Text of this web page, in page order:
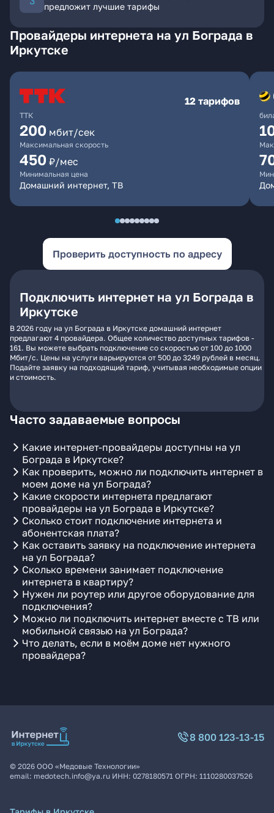
предложит лучшие тарифы
Провайдеры интернета на ул Бограда в
Иркутске
ТТК
12 тарифов
200 мбит/сек
Максимальная скорость
450 ₽/мес
Минимальная цена
Домашний интернет, ТВ
Проверить доступность по адресу
Подключить интернет на ул Бограда в
Иркутске
В 2026 году на ул Бограда в Иркутске домашний интернет
предлагают 4 провайдера. Общее количество доступных тарифов -
161. Вы можете выбрать подключение со скоростью от 100 до 1000
Мбит/с. Цены на услуги варьируются от 500 до 3249 рублей в месяц.
Подайте заявку на подходящий тариф, учитывая необходимые опции
и стоимость.
Часто задаваемые вопросы
Какие интернет-провайдеры доступны на ул
Бограда в Иркутске?
Как проверить, можно ли подключить интернет в
моем доме на ул Бограда?
Какие скорости интернета предлагают
провайдеры на ул Бограда в Иркутске?
Сколько стоит подключение интернета и
абонентская плата?
Как оставить заявку на подключение интернета
на ул Бограда?
Сколько времени занимает подключение
интернета в квартиру?
Нужен ли роутер или другое оборудование для
подключения?
Можно ли подключить интернет вместе с ТВ или
мобильной связью на ул Бограда?
Что делать, если в моём доме нет нужного
провайдера?
8 800 123-13-15
© 2026 ООО «Медовые Технологии»
email: medotech.info@ya.ru ИНН: 0278180571 ОГРН: 1110280037526